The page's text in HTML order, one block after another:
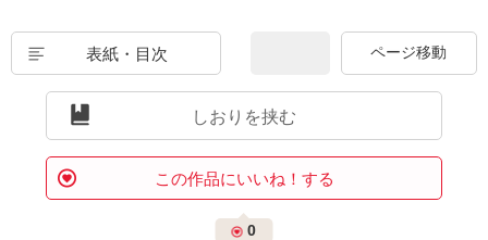
表紙・目次
しおりを挟む
この作品にいいね！する
0